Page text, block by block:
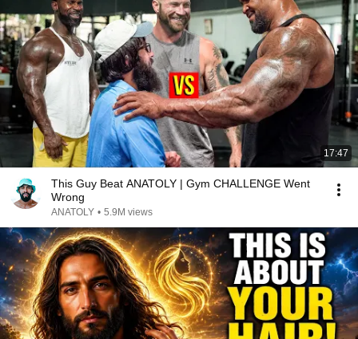
17:47
This Guy Beat ANATOLY | Gym CHALLENGE Went
Wrong
ANATOLY • 5.9M views